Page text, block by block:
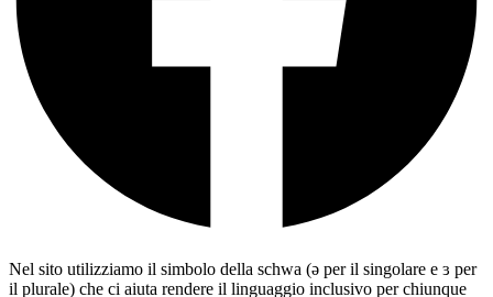
Nel sito utilizziamo il simbolo della schwa (ə per il singolare e ɜ per
il plurale) che ci aiuta rendere il linguaggio inclusivo per chiunque